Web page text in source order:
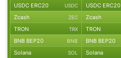
USDC ERC20 USDC USDC ERC20
Zcash ZEC Zcash
TRON TRX TRON
BNB BEP20 BNB BNB BEP20
Solana SOL Solana